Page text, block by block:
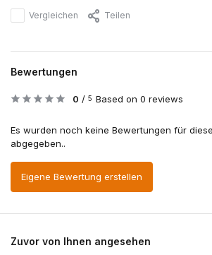
Vergleichen Teilen
Bewertungen
0 / 5 Based on 0 reviews
Es wurden noch keine Bewertungen für
abgegeben..
Eigene Bewertung erstellen
Zuvor von Ihnen angesehen